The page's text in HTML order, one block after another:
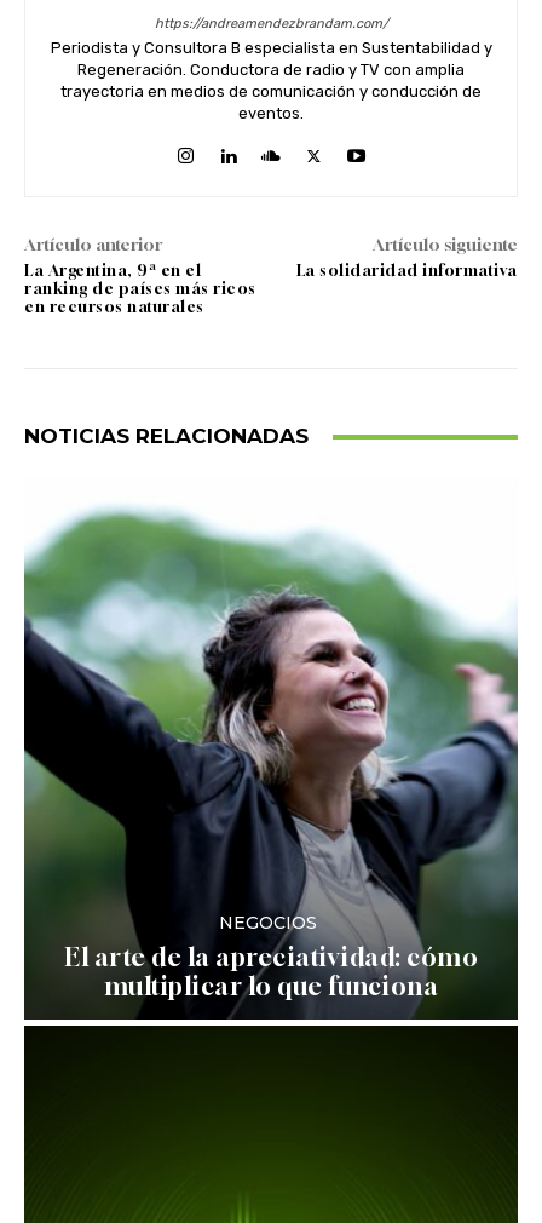
https://andreamendezbrandam.com/
Periodista y Consultora B especialista en Sustentabilidad y
Regeneración. Conductora de radio y TV con amplia
trayectoria en medios de comunicación y conducción de
eventos.
Artículo anterior
La Argentina, 9ª en el
ranking de países más ricos
en recursos naturales
Artículo siguiente
La solidaridad informativa
NOTICIAS RELACIONADAS
NEGOCIOS
El arte de la apreciatividad: cómo
multiplicar lo que funciona